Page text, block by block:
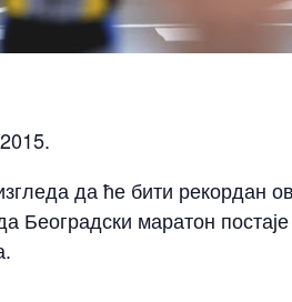
да ће бити рекордан
Београдски маратон